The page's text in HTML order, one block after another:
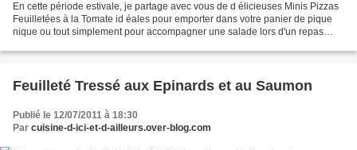
En cette période estivale, je partage avec vous de d élicieuses Minis Pizzas
Feuilletées à la Tomate id éales pour emporter dans votre panier de pique
nique ou tout simplement pour accompagner une salade lors d'un repas
Feuilleté Tressé aux Epinards et au Saumon
Publié le 12/07/2011 à 18:30
Par cuisine-d-ici-et-d-ailleurs.over-blog.com